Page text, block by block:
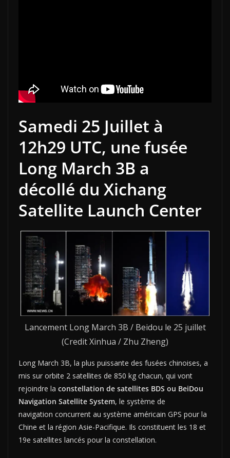
Samedi 25 Juillet à
12h29 UTC, une fusée
Long March 3B a
décollé du Xichang
Satellite Launch Center
Lancement Long March 3B / Beidou le 25 juillet
(Credit Xinhua / Zhu Zheng)
Long March 3B, la plus puissante des fusées chinoises, a
mis sur orbite 2 satellites de 850 kg chacun, qui vont
rejoindre la constellation de satellites BDS ou BeiDou
Navigation Satellite System, le système de
navigation concurrent au système américain GPS pour la
Chine et la région Asie-Pacifique. Ils constituent les 18 et
19e satellites lancés pour la constellation.